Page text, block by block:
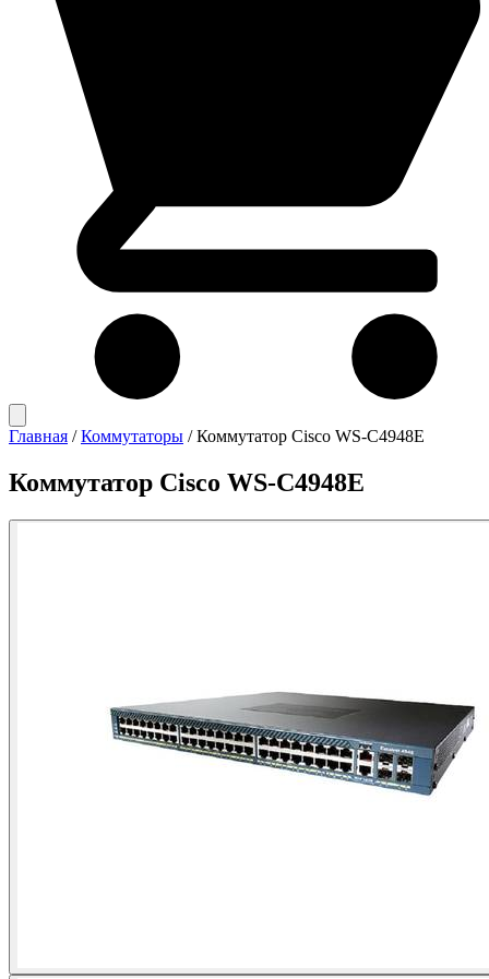
Главная / Коммутаторы / Коммутатор Cisco WS-C4948E
Коммутатор Cisco WS-C4948E